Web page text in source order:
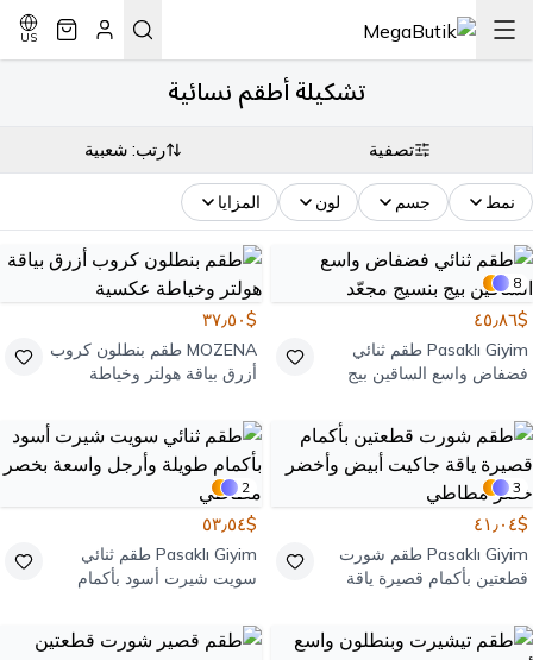
US
تشكيلة أطقم نسائية
تصفية رتب: شعبية
نمط جسم لون المزايا
8
$٤٥٫٨٦
Pasaklı Giyim طقم ثنائي
فضفاض واسع الساقين بيج
$٣٧٫٥٠
MOZENA طقم بنطلون كروب
أزرق بياقة هولتر وخياطة
3
$٤١٫٠٤
Pasaklı Giyim طقم شورت
قطعتين بأكمام قصيرة ياقة
مطاطي
2
$٥٣٫٥٤
Pasaklı Giyim طقم ثنائي
سويت شيرت أسود بأكمام
مطاطي